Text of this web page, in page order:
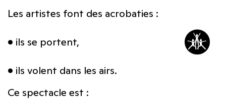
Les artistes font des acrobaties :
• ils se portent,
• ils volent dans les airs.
Ce spectacle est :